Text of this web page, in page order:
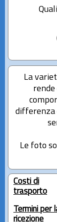
La
differenza
Le foto
Costi di
trasporto
Termini per
ricezione